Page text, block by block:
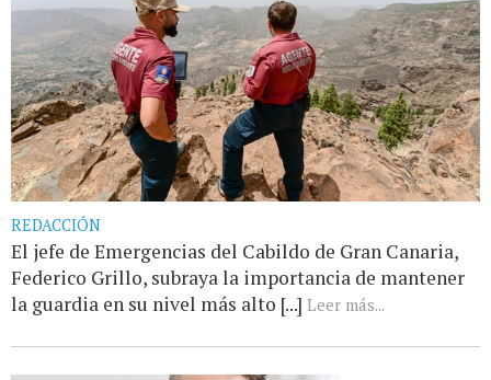
REDACCIÓN
El jefe de Emergencias del Cabildo de Gran Canaria,
Federico Grillo, subraya la importancia de mantener
la guardia en su nivel más alto [...] Leer más...